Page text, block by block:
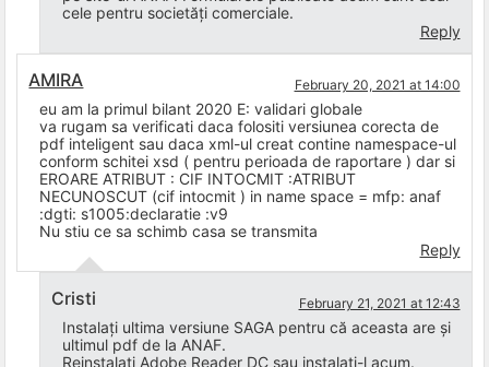
cele pentru societăți comerciale.
Reply
AMIRA February 20, 2021 at 14:00
eu am la primul bilant 2020 E: validari globale
va rugam sa verificati daca folositi versiunea corecta de
pdf inteligent sau daca xml-ul creat contine namespace-ul
conform schitei xsd ( pentru perioada de raportare ) dar si
EROARE ATRIBUT : CIF INTOCMIT :ATRIBUT
NECUNOSCUT (cif intocmit ) in name space = mfp: anaf
:dgti: s1005:declaratie :v9
Nu stiu ce sa schimb casa se transmita
Reply
Cristi February 21, 2021 at 12:43
Instalați ultima versiune SAGA pentru că aceasta are și
ultimul pdf de la ANAF.
Reinstalați Adobe Reader DC sau instalați-l acum.